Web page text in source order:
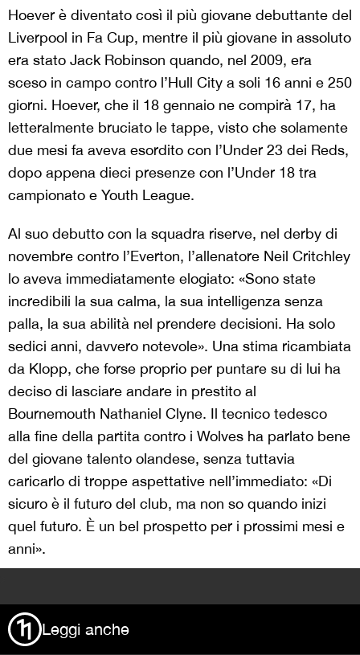
Hoever è diventato così il più giovane debuttante del
Liverpool in Fa Cup, mentre il più giovane in assoluto
era stato Jack Robinson quando, nel 2009, era
sceso in campo contro l’Hull City a soli 16 anni e 250
giorni. Hoever, che il 18 gennaio ne compirà 17, ha
letteralmente bruciato le tappe, visto che solamente
due mesi fa aveva esordito con l’Under 23 dei Reds,
dopo appena dieci presenze con l’Under 18 tra
campionato e Youth League.
Al suo debutto con la squadra riserve, nel derby di
novembre contro l’Everton, l’allenatore Neil Critchley
lo aveva immediatamente elogiato: «Sono state
incredibili la sua calma, la sua intelligenza senza
palla, la sua abilità nel prendere decisioni. Ha solo
sedici anni, davvero notevole». Una stima ricambiata
da Klopp, che forse proprio per puntare su di lui ha
deciso di lasciare andare in prestito al
Bournemouth Nathaniel Clyne. Il tecnico tedesco
alla fine della partita contro i Wolves ha parlato bene
del giovane talento olandese, senza tuttavia
caricarlo di troppe aspettative nell’immediato: «Di
sicuro è il futuro del club, ma non so quando inizi
quel futuro. È un bel prospetto per i prossimi mesi e
anni».
Leggi anche